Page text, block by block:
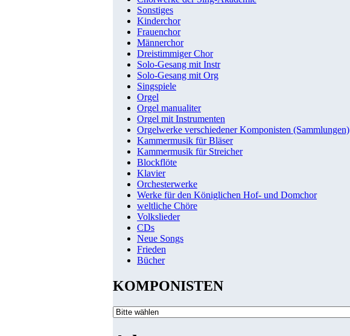
Sonstiges
Kinderchor
Frauenchor
Männerchor
Dreistimmiger Chor
Solo-Gesang mit Instr
Solo-Gesang mit Org
Singspiele
Orgel
Orgel manualiter
Orgel mit Instrumenten
Orgelwerke verschiedener Komponisten (Sammlungen)
Kammermusik für Bläser
Kammermusik für Streicher
Blockflöte
Klavier
Orchesterwerke
Werke für den Königlichen Hof- und Domchor
weltliche Chöre
Volkslieder
CDs
Neue Songs
Frieden
Bücher
KOMPONISTEN